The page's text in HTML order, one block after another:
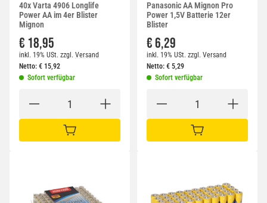
40x Varta 4906 Longlife
Power AA im 4er Blister
Mignon
€ 18,95
inkl. 19% USt. zzgl. Versand
Netto: € 15,92
Sofort verfügbar
IN DEN WARENKORB
Panasonic AA Mignon Pro
Power 1,5V Batterie 12er
Blister
€ 6,29
inkl. 19% USt. zzgl. Versand
Netto: € 5,29
Sofort verfügbar
IN DEN WARENKORB